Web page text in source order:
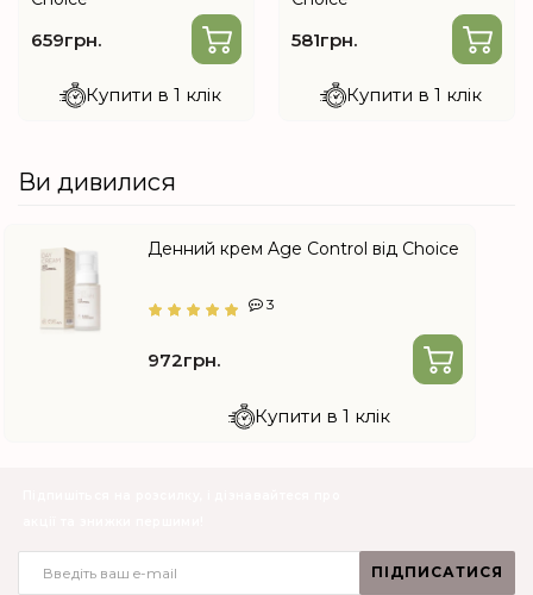
659грн.
Купити в 1 клік
581грн.
Купити в 1 клік
Ви дивилися
Денний крем Age Control від Choice
3
972грн.
Купити в 1 клік
ПІДПИСАТИСЯ